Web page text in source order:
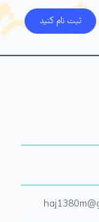
ثبت‌ نام کنید